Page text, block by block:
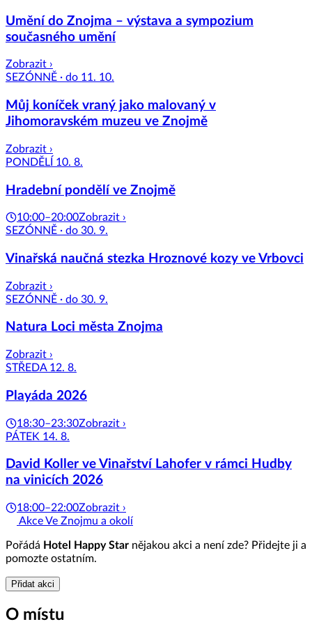
Umění do Znojma – výstava a sympozium
současného umění
Zobrazit ›
SEZÓNNĚ · do 11. 10.
Můj koníček vraný jako malovaný v
Jihomoravském muzeu ve Znojmě
Zobrazit ›
PONDĚLÍ 10. 8.
Hradební pondělí ve Znojmě
10:00–20:00Zobrazit ›
SEZÓNNĚ · do 30. 9.
Vinařská naučná stezka Hroznové kozy ve Vrbovci
Zobrazit ›
SEZÓNNĚ · do 30. 9.
Natura Loci města Znojma
Zobrazit ›
STŘEDA 12. 8.
Playáda 2026
18:30–23:30Zobrazit ›
PÁTEK 14. 8.
David Koller ve Vinařství Lahofer v rámci Hudby
na vinicích 2026
18:00–22:00Zobrazit ›
Akce Ve Znojmu a okolí
Pořádá Hotel Happy Star nějakou akci a není zde? Přidejte ji a
pomozte ostatním.
Přidat akci
O místu